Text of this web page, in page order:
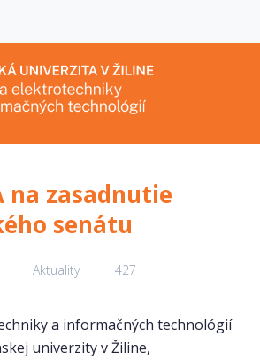
na zasadnutie
senátu
Aktuality 427
a informačných technológií
univerzity v Žiline,